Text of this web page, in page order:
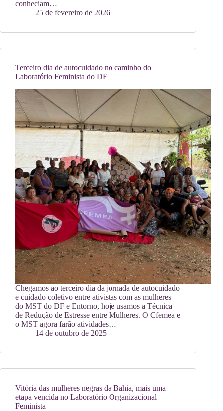
conheciam…
25 de fevereiro de 2026
Terceiro dia de autocuidado no caminho do
Laboratório Feminista do DF
Chegamos ao terceiro dia da jornada de autocuidado
e cuidado coletivo entre ativistas com as mulheres
do MST do DF e Entorno, hoje usamos a Técnica
de Redução de Estresse entre Mulheres. O Cfemea e
o MST agora farão atividades…
14 de outubro de 2025
Vitória das mulheres negras da Bahia, mais uma
etapa vencida no Laboratório Organizacional
Feminista